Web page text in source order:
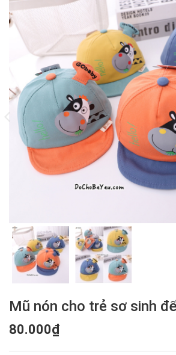
Mũ nón cho trẻ sơ sinh
80.000₫